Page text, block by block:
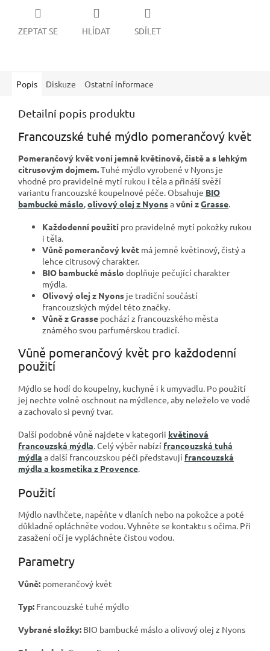
ZEPTAT SE HLÍDAT SDÍLET
Popis Diskuze Ostatní informace
Detailní popis produktu
Francouzské tuhé mýdlo pomerančový květ
Pomerančový květ voní jemně květinově, čistě a s lehkým
citrusovým dojmem.Tuhé mýdlo vyrobené v Nyons je
vhodné pro pravidelné mytí rukou i těla a přináší svěží
variantu francouzské koupelnové péče. Obsahuje BIO
bambucké máslo,olivový olej z Nyonsavůni zGrasse.
Každodenní použití pro pravidelné mytí pokožky rukou
i těla.
Vůně pomerančový květ má jemně květinový, čistý a
lehce citrusový charakter.
BIO bambucké máslo doplňuje pečující charakter
mýdla.
Olivový olej z Nyons je tradiční součástí
francouzských mýdel této značky.
Vůně z Grasse pochází z francouzského města
známého svou parfumérskou tradicí.
Vůně pomerančový květ pro každodenní
použití
Mýdlo se hodí do koupelny, kuchyně i k umyvadlu. Po použití
jej nechte volně oschnout na mýdlence, aby neleželo ve vodě
a zachovalo si pevný tvar.
Další podobné vůně najdete v kategorii květinová
francouzská mýdla . Celý výběr nabízí francouzská tuhá
mýdla a další francouzskou péči představují francouzská
mýdla a kosmetika z Provence
Použití
Mýdlo navlhčete, napěňte v dlaních nebo na pokožce a poté
důkladně opláchněte vodou. Vyhněte se kontaktu s očima. Při
zasažení očí je vypláchněte čistou vodou.
Parametry
Vůně: pomerančový květ
Typ: Francouzské tuhé mýdlo
Vybrané složky: BIO bambucké máslo a olivový olej z Nyons